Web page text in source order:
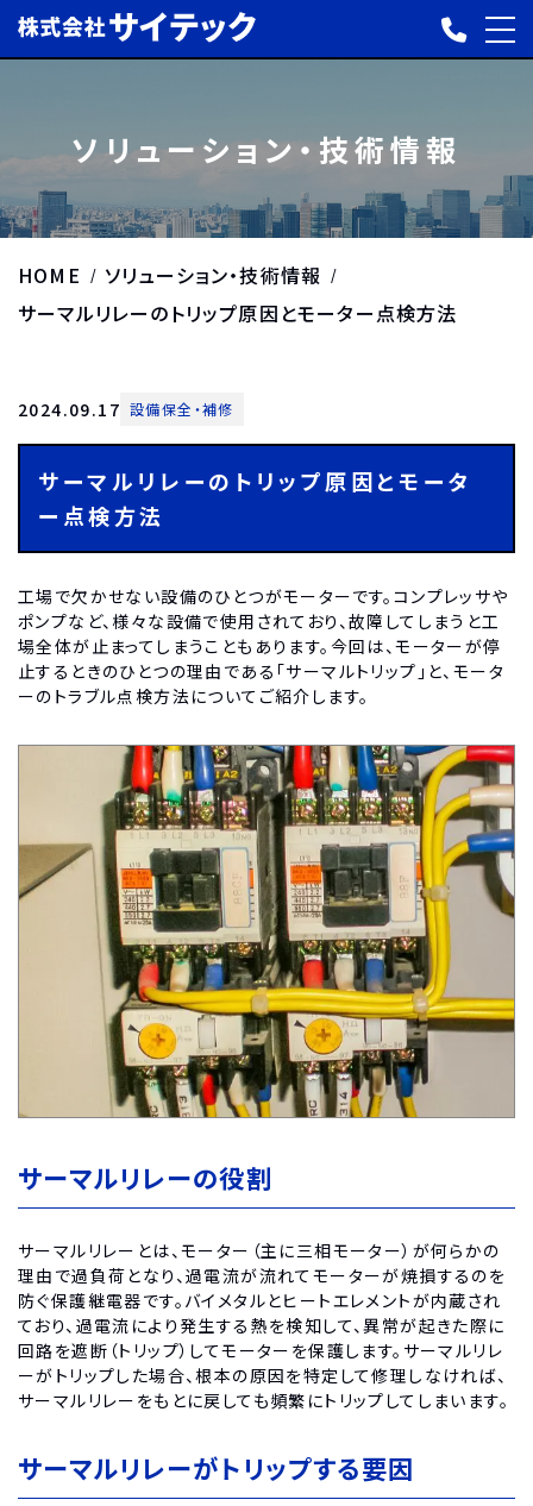
ソリューション・技術情報
HOME
ソリューション・技術情報
サーマルリレーのトリップ原因とモーター点検方法
2024.09.17 設備保全・補修
サーマルリレーのトリップ原因とモータ
ー点検方法
工場で欠かせない設備のひとつがモーターです。コンプレッサや
ポンプなど、様々な設備で使用されており、故障してしまうと工
場全体が止まってしまうこともあります。今回は、モーターが停
止するときのひとつの理由である「サーマルトリップ」と、モータ
ーのトラブル点検方法についてご紹介します。
サーマルリレーの役割
サーマルリレーとは、モーター（主に三相モーター）が何らかの
理由で過負荷となり、過電流が流れてモーターが焼損するのを
防ぐ保護継電器です。バイメタルとヒートエレメントが内蔵され
ており、過電流により発生する熱を検知して、異常が起きた際に
回路を遮断（トリップ）してモーターを保護します。サーマルリレ
ーがトリップした場合、根本の原因を特定して修理しなければ、
サーマルリレーをもとに戻しても頻繁にトリップしてしまいます。
サーマルリレーがトリップする要因